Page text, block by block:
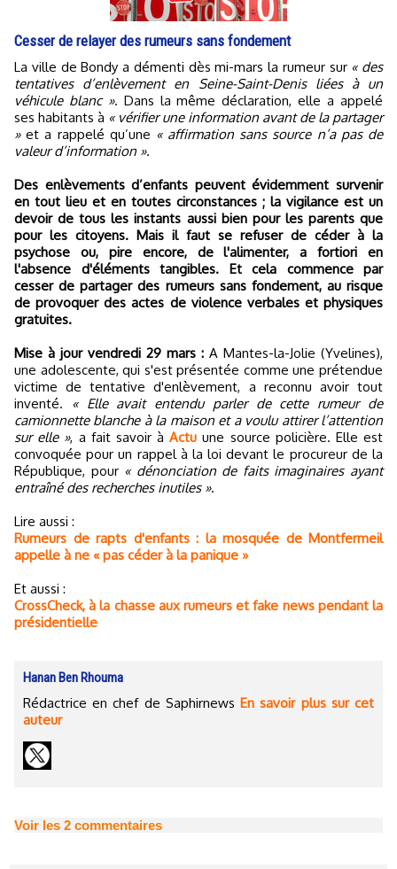
Cesser de relayer des rumeurs sans fondement
La ville de Bondy a démenti dès mi-mars la rumeur sur « des
tentatives d’enlèvement en Seine-Saint-Denis liées à un
véhicule blanc ». Dans la même déclaration, elle a appelé
ses habitants à « vérifier une information avant de la partager
»et a rappelé qu’une « affirmation sans source n’a pas de
valeur d’information ».
Des enlèvements d’enfants peuvent évidemment survenir
en tout lieu et en toutes circonstances ; la vigilance est un
devoir de tous les instants aussi bien pour les parents que
pour les citoyens. Mais il faut se refuser de céder à la
psychose ou, pire encore, de l'alimenter, a fortiori en
l'absence d'éléments tangibles. Et cela commence par
cesser de partager des rumeurs sans fondement, au risque
de provoquer des actes de violence verbales et physiques
gratuites.
Mise à jour vendredi 29 mars : A Mantes-la-Jolie (Yvelines),
une adolescente, qui s'est présentée comme une prétendue
victime de tentative d'enlèvement, a reconnu avoir tout
inventé.
« Elle avait entendu parler de cette rumeur de
camionnette blanche à la maison et a voulu attirer l’attention
sur elle », a fait savoir àActu une source policière. Elle est
convoquée pour un rappel à la loi devant le procureur de la
République, pour « dénonciation de faits imaginaires ayant
entraîné des recherches inutiles ».
Lire aussi :
Rumeurs de rapts d'enfants : la mosquée de Montfermeil
appelle à ne « pas céder à la panique »
Et aussi :
CrossCheck, à la chasse aux rumeurs et fake news pendant la
présidentielle
Hanan Ben Rhouma
Rédactrice en chef de SaphirnewsEn savoir plus sur cet
auteur
Voir les 2 commentaires